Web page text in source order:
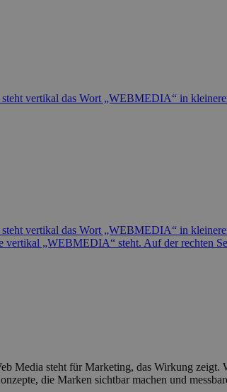
Media steht für Marketing, das Wirkung
die Marken sichtbar machen und